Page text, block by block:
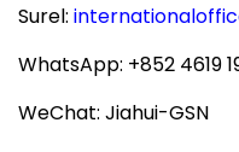
Surel:
WhatsApp: +852 4619
WeChat: Jiahui-GSN